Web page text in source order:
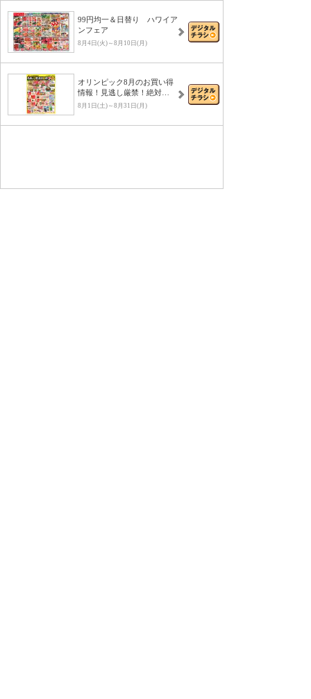
99円均一＆日替り ハワイア
ンフェア
8月4日(火)～8月10日(月)
オリンピック8月のお買い得
情報！見逃し厳禁！絶対…
8月1日(土)～8月31日(月)